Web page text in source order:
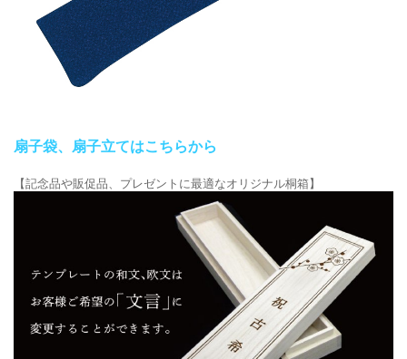
扇子袋、扇子立てはこちらから
【記念品や販促品、プレゼントに最適なオリジナル桐箱】